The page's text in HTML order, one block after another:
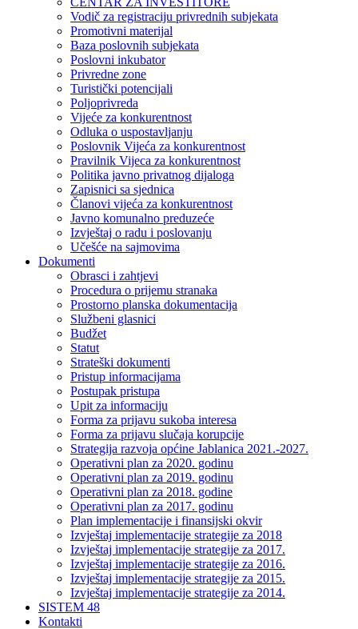
Vodič za registraciju privrednih subjekata
Promotivni materijal
Baza poslovnih subjekata
Poslovni inkubator
Privredne zone
Turistički potencijali
Poljoprivreda
Vijeće za konkurentnost
Odluka o uspostavljanju
Poslovnik Vijeća za konkurentnost
Pravilnik Vijeca za konkurentnost
Politika javno privatnog dijaloga
Zapisnici sa sjednica
Članovi vijeća za konkurentnost
Javno komunalno preduzeće
Izvještaj o radu i poslovanju
Učešće na sajmovima
Dokumenti
Obrasci i zahtjevi
Procedura o prijemu stranaka
Prostorno planska dokumentacija
Službeni glasnici
Budžet
Statut
Strateški dokumenti
Pristup informacijama
Postupak pristupa
Upit za informaciju
Forma za prijavu sukoba interesa
Forma za prijavu slučaja korupcije
Strategija razvoja općine Jablanica 2021.-2027.
Operativni plan za 2020. godinu
Operativni plan za 2019. godinu
Operativni plan za 2018. godine
Operativni plan za 2017. godinu
Plan implementacije i finansijski okvir
Izvještaj implementacije strategije za 2018
Izvještaj implementacije strategije za 2017.
Izvještaj implementacije strategije za 2016.
Izvještaj implementacije strategije za 2015.
Izvještaj implementacije strategije za 2014.
SISTEM 48
Kontakti